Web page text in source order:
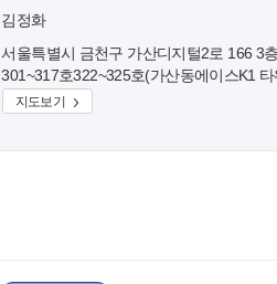
김정화
서울특별시 금천구 가산디지털2로 166 3
301~317호322~325호(가산동에이스K1
지도보기